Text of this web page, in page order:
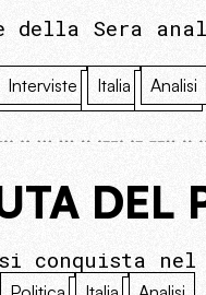
Sera
Interviste Italia Analisi
DEL
nel